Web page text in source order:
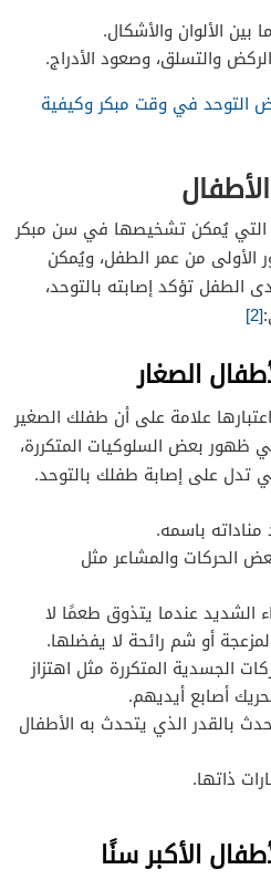
بين الألوان والأشكال.
والتسلق، وصعود الأدراج.
التوحد في وقت مبكر وكيفية
التي يُمكن تشخيصها في سن مبكر
من عمر الطفل، ويُمكن
الطفل تؤكد إصابته بالتوحد،
[2]
الصغار
علامة على أن طفلك الصغير
ظهور بعض السلوكيات المتكررة،
تدل على إصابة طفلك بالتوحد.
مناداته باسمه.
الحركات والمشاعر مثل
الشديد عندما يتذوق طعمًا لا
أو شم رائحة لا يفضلها.
الجسدية المتكررة مثل اهتزاز
أصابع أيديهم.
بالقدر الذي يتحدث به الأطفال
ذاتها.
الأكبر سنًا